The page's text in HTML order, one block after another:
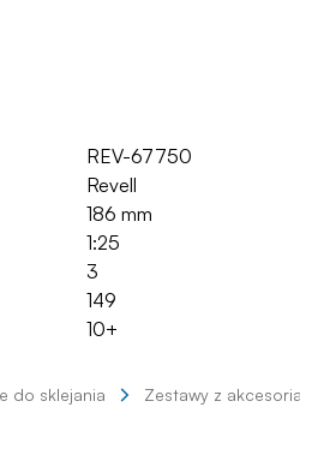
REV-67750
Revell
186 mm
1:25
3
149
10+
do sklejania Zestawy z akcesoriami